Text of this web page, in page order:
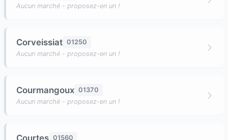
Aucun marché - proposez-en un !
Corveissiat 01250
Aucun marché - proposez-en un !
Courmangoux 01370
Aucun marché - proposez-en un !
01560